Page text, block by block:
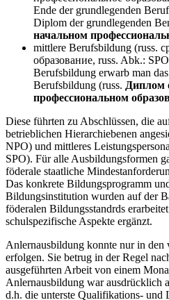
Ende der grundlegenden
Diplom der grundlegenden
начальном
mittlere Berufsbildung (russ.
образование, russ. Abk.:
Berufsbildung erwarb man
Berufsbildung (russ. Диплом
профессиональном
Diese führten zu Abschlüssen, die
betrieblichen Hierarchiebenen
NPO) und mittleres
SPO). Für alle Ausbildungsformen
föderale staatliche
Das konkrete Bildungsprogramm
Bildungsinstitution wurden auf der
föderalen Bildungsstandrds
schulspezifische Aspekte ergänzt.
Anlernausbildung konnte nur in den
erfolgen. Sie betrug in der Regel
ausgeführten Arbeit von einem
Anlernausbildung war ausdrücklich
d.h. die unterste Qualifikations- und